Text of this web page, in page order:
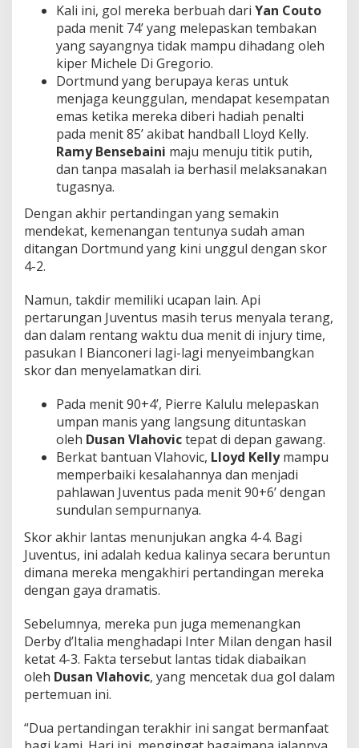
Kali ini, gol mereka berbuah dari Yan Couto
pada menit 74’ yang melepaskan tembakan
yang sayangnya tidak mampu dihadang oleh
kiper Michele Di Gregorio.
Dortmund yang berupaya keras untuk
menjaga keunggulan, mendapat kesempatan
emas ketika mereka diberi hadiah penalti
pada menit 85’ akibat handball Lloyd Kelly.
Ramy Bensebaini maju menuju titik putih,
dan tanpa masalah ia berhasil melaksanakan
tugasnya.
Dengan akhir pertandingan yang semakin
mendekat, kemenangan tentunya sudah aman
ditangan Dortmund yang kini unggul dengan skor
4-2.
Namun, takdir memiliki ucapan lain. Api
pertarungan Juventus masih terus menyala terang,
dan dalam rentang waktu dua menit di injury time,
pasukan I Bianconeri lagi-lagi menyeimbangkan
skor dan menyelamatkan diri.
Pada menit 90+4’, Pierre Kalulu melepaskan
umpan manis yang langsung dituntaskan
oleh Dusan Vlahovictepat di depan gawang.
Berkat bantuan Vlahovic, Lloyd Kellymampu
memperbaiki kesalahannya dan menjadi
pahlawan Juventus pada menit 90+6’ dengan
sundulan sempurnanya.
Skor akhir lantas menunjukan angka 4-4. Bagi
Juventus, ini adalah kedua kalinya secara beruntun
dimana mereka mengakhiri pertandingan mereka
dengan gaya dramatis.
Sebelumnya, mereka pun juga memenangkan
Derby d’Italia menghadapi Inter Milan dengan hasil
ketat 4-3. Fakta tersebut lantas tidak diabaikan
oleh Dusan Vlahovic, yang mencetak dua gol dalam
pertemuan ini.
“Dua pertandingan terakhir ini sangat bermanfaat